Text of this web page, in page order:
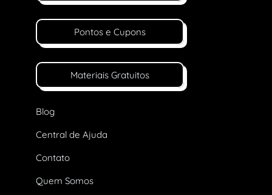
Pontos e Cupons
Materiais Gratuitos
Blog
Central de Ajuda
Contato
Quem Somos